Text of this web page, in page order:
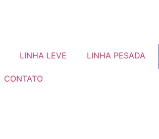
LINHA LEVE LINHA PESADA
CONTATO